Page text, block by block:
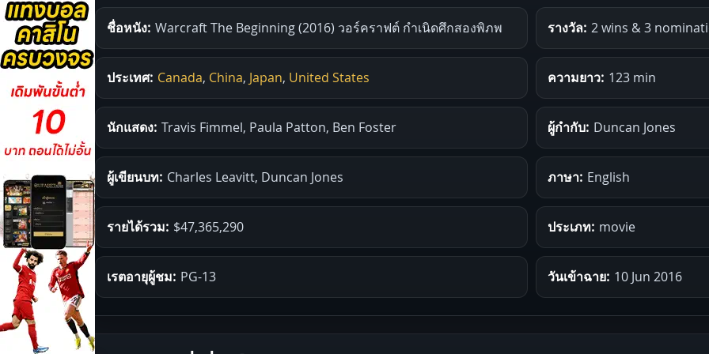
ชื่อหนัง: Warcraft The Beginning (2016) วอร์คราฟต์ กำเนิดศึกสองพิภพ รางวัล: 2 wins & 3
ประเทศ: Canada, China, Japan, United States ความยาว: 123 min
นักแสดง: Travis Fimmel, Paula Patton, Ben Foster ผู้กำกับ: Duncan Jones
ผู้เขียนบท: Charles Leavitt, Duncan Jones ภาษา: English
รายได้รวม: $47,365,290 ประเภท: movie
เรตอายุผู้ชม: PG-13 วันเข้าฉาย: 10 Jun 2016